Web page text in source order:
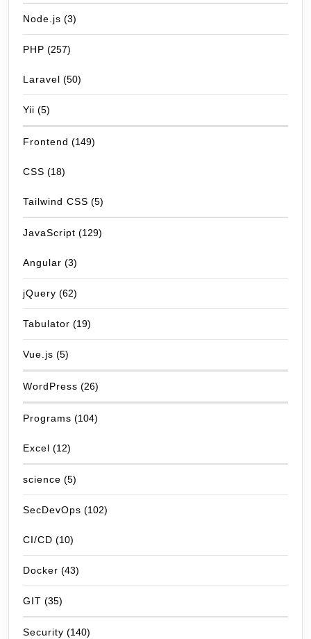
Node.js (3)
PHP (257)
Laravel (50)
Yii (5)
Frontend (149)
CSS (18)
Tailwind CSS (5)
JavaScript (129)
Angular (3)
jQuery (62)
Tabulator (19)
Vue.js (5)
WordPress (26)
Programs (104)
Excel (12)
science (5)
SecDevOps (102)
CI/CD (10)
Docker (43)
GIT (35)
Security (140)